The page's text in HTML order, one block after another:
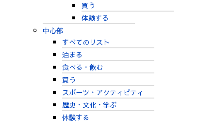
買う
体験する
中心部
すべてのリスト
泊まる
食べる・飲む
買う
スポーツ・アクティビティ
歴史・文化・学ぶ
体験する